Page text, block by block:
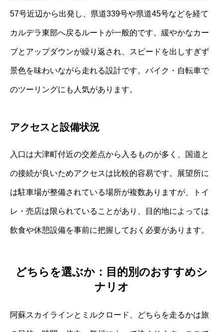
57号近辺から出発し、県道339号や県道45号などを経て
カルデラ東部へ戻るルートが一般的です。緩やかなカー
ブとアップダウンが繰り返され、スピードを出しすぎず
景色を味わいながら走れる設計です。バイク・自転車で
のツーリングにも人気があります。
アクセスと設備状況
入口は大津町付近の交差点から入るものが多く、国道と
の接続が良いためアクセスは比較的容易です。展望所に
は駐車場が整備されている場所が複数ありますが、トイ
レ・売店は限られていることがあり、目的地によっては
飲食や休憩設備を事前に把握しておく必要があります。
どちらを選ぶか：目的別のおすすめシ
ナリオ
阿蘇スカイラインとミルクロード、どちらを走るかは旅